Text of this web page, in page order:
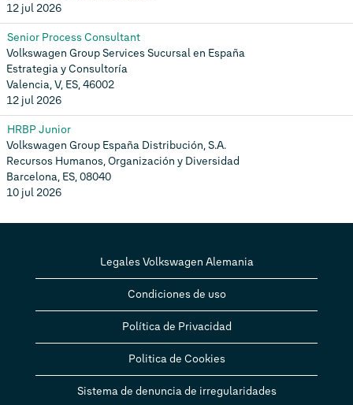
12 jul 2026
Senior Process Consultant
Volkswagen Group Services Sucursal en España
Estrategia y Consultoría
Valencia, V, ES, 46002
12 jul 2026
HRBP Junior
Volkswagen Group España Distribución, S.A.
Recursos Humanos, Organización y Diversidad
Barcelona, ES, 08040
10 jul 2026
Legales Volkswagen Alemania
Condiciones de uso
Política de Privacidad
Politica de Cookies
Sistema de denuncia de irregularidades